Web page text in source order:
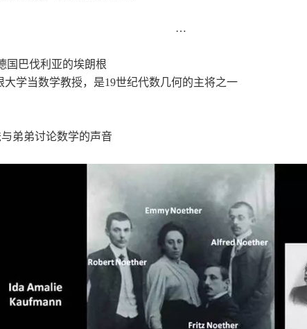
…
巴伐利亚的埃朗根
学当数学教授，是19世纪代数几何的主将之一
弟弟讨论数学的声音